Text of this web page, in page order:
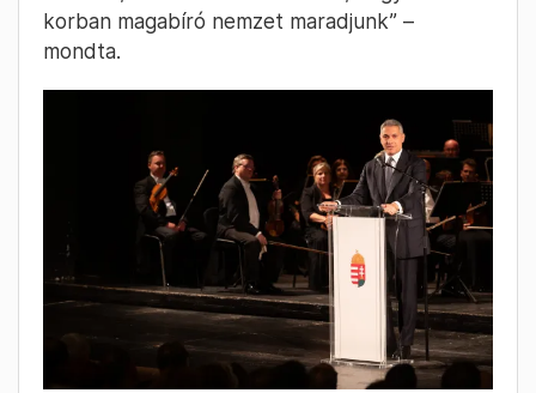
korban magabíró nemzet maradjunk” –
mondta.